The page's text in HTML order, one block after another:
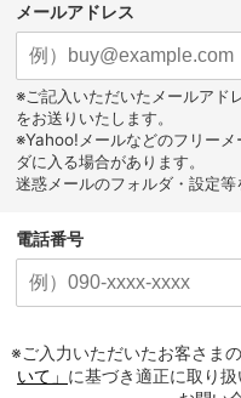
メールアドレス
※ご記入いただいたメールアド
をお送りいたします。
※Yahoo!メールなどのフリー
ダに入る場合があります。
迷惑メールのフォルダ・設定等
電話番号
※ご入力いただいたお客さまの
いて」 に基づき適正に取り